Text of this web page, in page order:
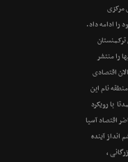
مرکزی
را ادامه داد.
را منتشر
اقتصادی
با رویکرد
اقتصاد آسیا
آینده
،